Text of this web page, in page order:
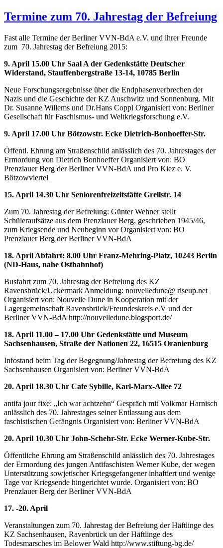
Termine zum 70. Jahrestag der Befreiung
Fast alle Termine der Berliner VVN-BdA e.V. und ihrer Freunde
zum 70. Jahrestag der Befreiung 2015:
9. April 15.00 Uhr Saal A der Gedenkstätte Deutscher
Widerstand, Stauffenbergstraße 13-14, 10785 Berlin
Neue Forschungsergebnisse über die Endphasenverbrechen der
Nazis und die Geschichte der KZ Auschwitz und Sonnenburg. Mit
Dr. Susanne Willems und Dr.Hans Coppi Organisiert von: Berliner
Gesellschaft für Faschismus- und Weltkriegsforschung e.V.
9. April 17.00 Uhr Bötzowstr. Ecke Dietrich-Bonhoeffer-Str.
Öffentl. Ehrung am Straßenschild anlässlich des 70. Jahrestages der
Ermordung von Dietrich Bonhoeffer Organisiert von: BO
Prenzlauer Berg der Berliner VVN-BdA und Pro Kiez e. V.
Bötzowviertel
15. April 14.30 Uhr Seniorenfreizeitstätte Grellstr. 14
Zum 70. Jahrestag der Befreiung: Günter Wehner stellt
Schüleraufsätze aus dem Prenzlauer Berg, geschrieben 1945/46,
zum Kriegsende und Neubeginn vor Organisiert von: BO
Prenzlauer Berg der Berliner VVN-BdA
18. April Abfahrt: 8.00 Uhr Franz-Mehring-Platz, 10243 Berlin
(ND-Haus, nahe Ostbahnhof)
Busfahrt zum 70. Jahrestag der Befreiung des KZ
Ravensbrück/Uckermark Anmeldung: nouvelledune@ riseup.net
Organisiert von: Nouvelle Dune in Kooperation mit der
Lagergemeinschaft Ravensbrück/Freundeskreis e.V und der
Berliner VVN-BdA http://nouvelledune.blogsport.de/
18. April 11.00 – 17.00 Uhr Gedenkstätte und Museum
Sachsenhausen, Straße der Nationen 22, 16515 Oranienburg
Infostand beim Tag der Begegnung/Jahrestag der Befreiung des KZ
Sachsenhausen Organisiert von: Berliner VVN-BdA
20. April 18.30 Uhr Cafe Sybille, Karl-Marx-Allee 72
antifa jour fixe: „Ich war achtzehn“ Gespräch mit Volkmar Harnisch
anlässlich des 70. Jahrestages seiner Entlassung aus dem
faschistischen Gefängnis Organisiert von: Berliner VVN-BdA
20. April 10.30 Uhr John-Schehr-Str. Ecke Werner-Kube-Str.
Öffentliche Ehrung am Straßenschild anlässlich des 70. Jahrestages
der Ermordung des jungen Antifaschisten Werner Kube, der wegen
Unterstützung sowjetischer Kriegsgefangener inhaftiert und wenige
Tage vor Kriegsende hingerichtet wurde. Organisiert von: BO
Prenzlauer Berg der Berliner VVN-BdA
17. -20. April
Veranstaltungen zum 70. Jahrestag der Befreiung der Häftlinge des
KZ Sachsenhausen, Ravenbrück un der Häftlinge des
Todesmarsches im Belower Wald http://www.stiftung-bg.de/